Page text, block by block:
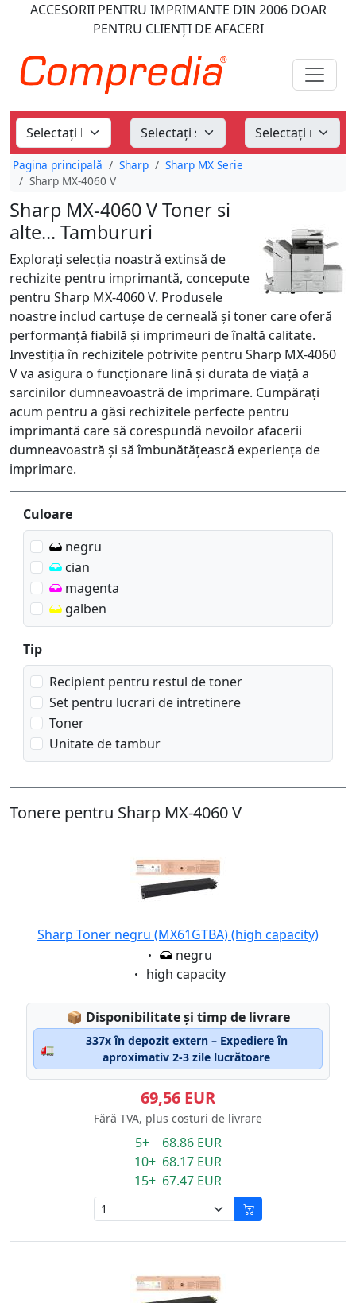
ACCESORII PENTRU IMPRIMANTE DIN 2006DOAR
PENTRU CLIENȚI DE AFACERI
Pagina principală Sharp
Sharp MX Serie
Sharp MX-4060 V
Sharp MX-4060 V Toner si
alte... Tambururi
Explorați selecția noastră extinsă de
rechizite pentru imprimantă, concepute
pentru Sharp MX-4060 V. Produsele
noastre includ cartușe de cerneală și toner care oferă
performanță fiabilă și imprimeuri de înaltă calitate.
Investiția în rechizitele potrivite pentru Sharp MX-4060
V va asigura o funcționare lină și durata de viață a
sarcinilor dumneavoastră de imprimare. Cumpărați
acum pentru a găsi rechizitele perfecte pentru
imprimantă care să corespundă nevoilor afacerii
dumneavoastră și să îmbunătățească experiența de
imprimare.
Produktfilter
Culoare
negru
cian
magenta
galben
Tip
Recipient pentru restul de toner
Set pentru lucrari de intretinere
Toner
Unitate de tambur
Tonere pentru Sharp MX-4060 V
Sharp Toner negru (MX61GTBA) (high capacity)
Eigenschaft:
negru
Eigenschaft:
high capacity
📦 Lagerstatus:
Disponibilitate și timp de livrare
🚛
337x în depozit extern – Expediere în
aproximativ 2-3 zile lucrătoare
69,56 EUR
Fără TVA, plus costuri de livrare
5+ 68.86 EUR
10+ 68.17 EUR
15+ 67.47 EUR